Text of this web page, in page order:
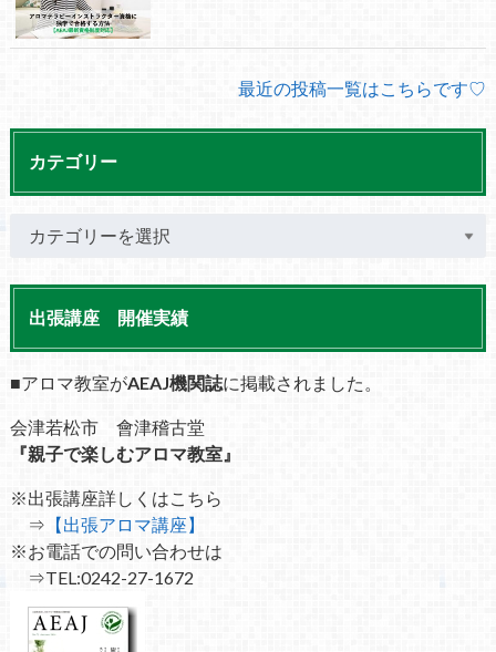
最近の投稿一覧はこちらです♡
カテゴリー
出張講座 開催実績
■アロマ教室がAEAJ機関誌に掲載されました。
会津若松市 會津稽古堂
『親子で楽しむアロマ教室』
※出張講座詳しくはこちら
⇒ 【出張アロマ講座】
※お電話での問い合わせは
⇒TEL:0242-27-1672